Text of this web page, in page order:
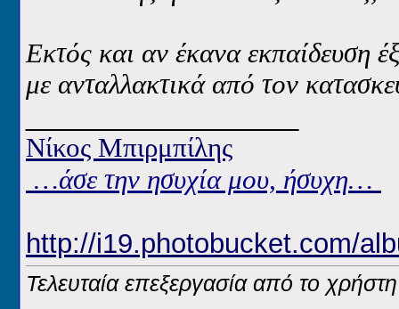
Εκτός και αν έκανα εκπαίδευση
με ανταλλακτικά από τον
Νίκος Μπιρμπίλης
…άσε την ησυχία μου, ήσυχη…
http://i19.photobucket.com/
Τελευταία επεξεργασία από το